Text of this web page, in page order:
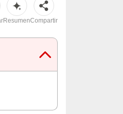
ResumenCompartir